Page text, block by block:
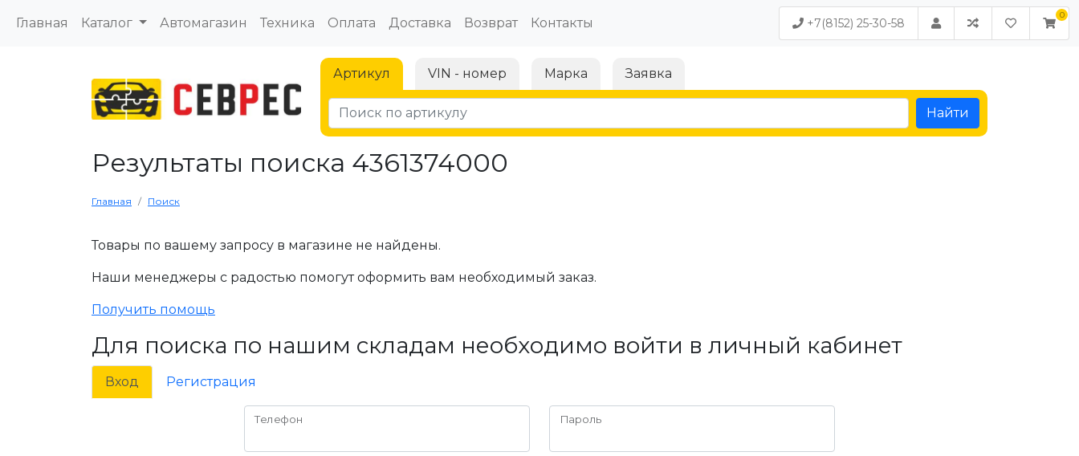
Главная Каталог Автомагазин Техника Оплата Доставка Возврат Контакты +7(8152) 25-30-58
Артикул VIN - номер Марка Заявка
Найти
Результаты поиска 4361374000
Главная Поиск
Товары по вашему запросу в магазине не найдены.
Наши менеджеры с радостью помогут оформить вам необходимый заказ.
Получить помощь
Для поиска по нашим складам необходимо войти в личный кабинет
Вход Регистрация
Телефон Пароль